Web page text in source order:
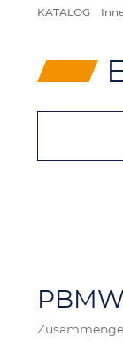
KATALOG
⸠